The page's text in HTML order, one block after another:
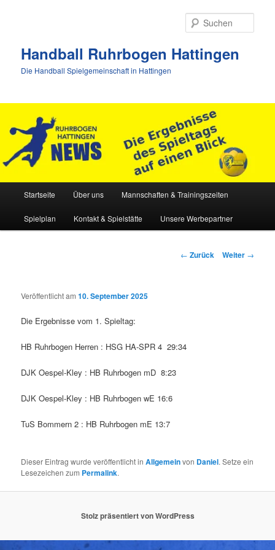
Handball Ruhrbogen Hattingen
Die Handball Spielgemeinschaft in Hattingen
Startseite Über uns Mannschaften & Trainingszeiten
Spielplan Kontakt & Spielstätte Unsere Werbepartner
Beitrags-
← Zurück Weiter →
Veröffentlicht am10. September 2025
Die Ergebnisse vom 1. Spieltag:
HB Ruhrbogen Herren : HSG HA-SPR 4 29:34
DJK Oespel-Kley : HB Ruhrbogen mD 8:23
DJK Oespel-Kley : HB Ruhrbogen wE 16:6
TuS Bommern 2 : HB Ruhrbogen mE 13:7
Dieser Eintrag wurde veröffentlicht inAllgemeinvon Daniel. Setze ein
Lesezeichen zum Permalink.
Stolz präsentiert von WordPress